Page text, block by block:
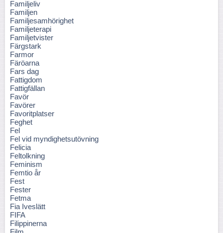
Familjeliv
Familjen
Familjesamhörighet
Familjeterapi
Familjetvister
Färgstark
Farmor
Färöarna
Fars dag
Fattigdom
Fattigfällan
Favör
Favörer
Favoritplatser
Feghet
Fel
Fel vid myndighetsutövning
Felicia
Feltolkning
Feminism
Femtio år
Fest
Fester
Fetma
Fia Iveslätt
FIFA
Filippinerna